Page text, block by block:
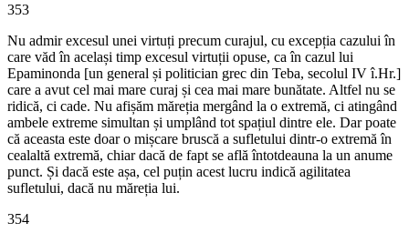
353
Nu admir excesul unei virtuți precum curajul, cu excepția cazului în
care văd în același timp excesul virtuții opuse, ca în cazul lui
Epaminonda [un general și politician grec din Teba, secolul IV î.Hr.]
care a avut cel mai mare curaj și cea mai mare bunătate. Altfel nu se
ridică, ci cade. Nu afișăm măreția mergând la o extremă, ci atingând
ambele extreme simultan și umplând tot spațiul dintre ele. Dar poate
că aceasta este doar o mișcare bruscă a sufletului dintr-o extremă în
cealaltă extremă, chiar dacă de fapt se află întotdeauna la un anume
punct. Și dacă este așa, cel puțin acest lucru indică agilitatea
sufletului, dacă nu măreția lui.
354